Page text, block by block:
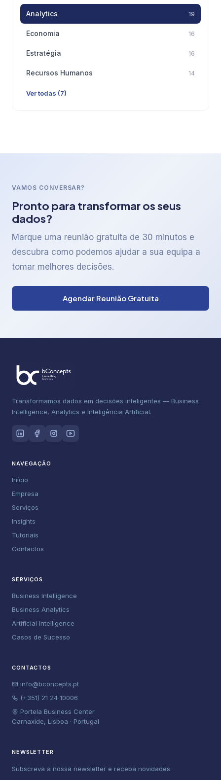
Analytics 19
Economia 16
Estratégia 16
Recursos Humanos 14
Ver todas (7)
VAMOS CONVERSAR?
Pronto para transformar os seus
dados?
Marque uma reunião gratuita de 30 minutos e
descubra como podemos ajudar a sua equipa a
tomar melhores decisões.
Agendar Reunião Gratuita
Transformamos dados em decisões inteligentes — Business
Intelligence, Analytics e Inteligência Artificial.
NAVEGAÇÃO
Início
Empresa
Serviços
Insights
Tutoriais
Contactos
SERVIÇOS
Business Intelligence
Business Analytics
Artificial Intelligence
Casos de Sucesso
CONTACTOS
info@bconcepts.pt
(+351) 21 24 10006
Portela Business Center
Carnaxide, Lisboa · Portugal
NEWSLETTER
Subscreva a nossa newsletter e receba novidades.